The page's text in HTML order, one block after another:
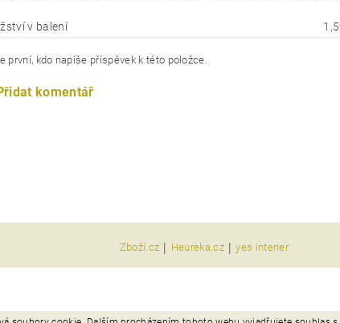
v balení
první, kdo napíše příspěvek k této položce.
komentář
Zboží.cz | Heureka.cz | yes interier